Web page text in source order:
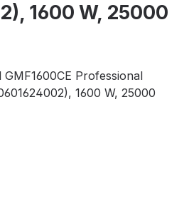
1600 W, 25000